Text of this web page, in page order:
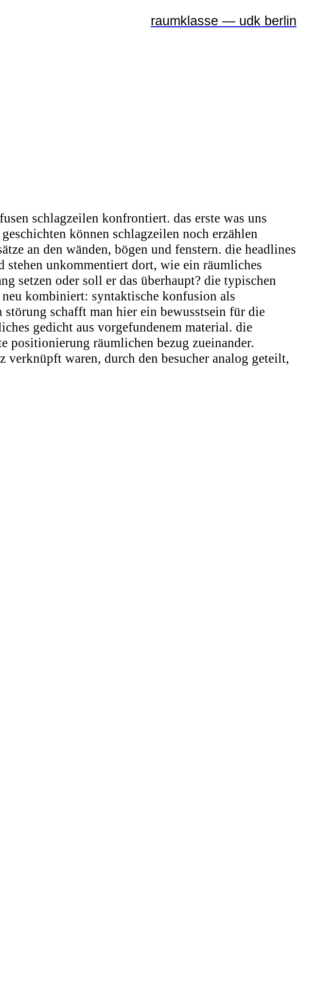
schlagzeilen konfrontiert. das erste was uns
können schlagzeilen noch erzählen
an den wänden, bögen und fenstern. die headlines
stehen unkommentiert dort, wie ein räumliches
setzen oder soll er das überhaupt? die typischen
kombiniert: syntaktische konfusion als
schafft man hier ein bewusstsein für die
gedicht aus vorgefundenem material. die
positionierung räumlichen bezug zueinander.
waren, durch den besucher analog geteilt,